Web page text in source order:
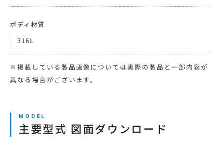
ボディ材質
316L
※掲載している製品画像については実際の製品と一部内容が
異なる場合がございます。
主要型式 図面ダウンロード